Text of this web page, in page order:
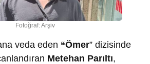
Fotoğraf: Arşiv
veda eden “Ömer” dizisinde
Metehan Parıltı,